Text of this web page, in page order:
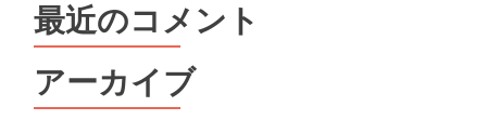
最近のコメント
アーカイブ